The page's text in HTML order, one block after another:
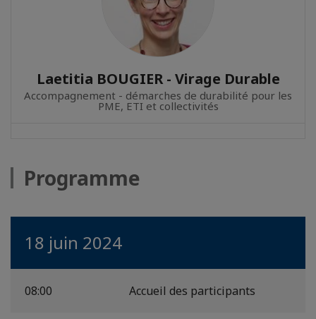
Laetitia BOUGIER - Virage Durable
Accompagnement - démarches de durabilité pour les
PME, ETI et collectivités
Programme
18 juin 2024
08:00 Accueil des participants